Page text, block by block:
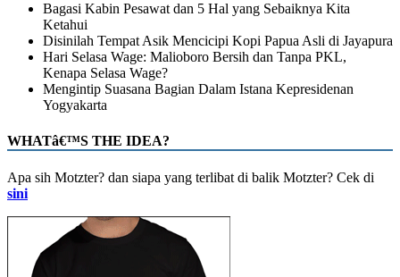
Bagasi Kabin Pesawat dan 5 Hal yang Sebaiknya Kita
Ketahui
Disinilah Tempat Asik Mencicipi Kopi Papua Asli di Jayapura
Hari Selasa Wage: Malioboro Bersih dan Tanpa PKL,
Kenapa Selasa Wage?
Mengintip Suasana Bagian Dalam Istana Kepresidenan
Yogyakarta
WHATâ€™S THE IDEA?
Apa sih Motzter? dan siapa yang terlibat di balik Motzter? Cek di
sini